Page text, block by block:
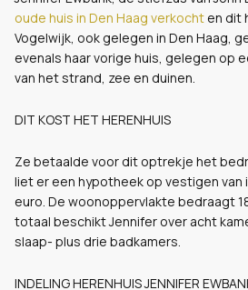
oude huis in Den Haag verkocht en dit
Vogelwijk, ook gelegen in Den Haag,
evenals haar vorige huis, gelegen op
van het strand, zee en duinen.
DIT KOST HET HERENHUIS
Ze betaalde voor dit optrekje het
liet er een hypotheek op vestigen
euro. De woonoppervlakte bedraagt
totaal beschikt Jennifer over acht
slaap- plus drie badkamers.
INDELING HERENHUIS JENNIFER